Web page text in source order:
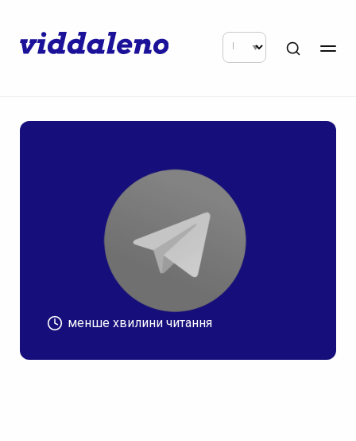
менше хвилини читання